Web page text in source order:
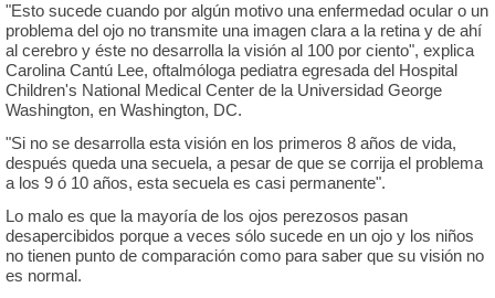
"Esto sucede cuando por algún motivo una enfermedad ocular o un
problema del ojo no transmite una imagen clara a la retina y de ahí
al cerebro y éste no desarrolla la visión al 100 por ciento", explica
Carolina Cantú Lee, oftalmóloga pediatra egresada del Hospital
Children's National Medical Center de la Universidad George
Washington, en Washington, DC.
"Si no se desarrolla esta visión en los primeros 8 años de vida,
después queda una secuela, a pesar de que se corrija el problema
a los 9 ó 10 años, esta secuela es casi permanente".
Lo malo es que la mayoría de los ojos perezosos pasan
desapercibidos porque a veces sólo sucede en un ojo y los niños
no tienen punto de comparación como para saber que su visión no
es normal.